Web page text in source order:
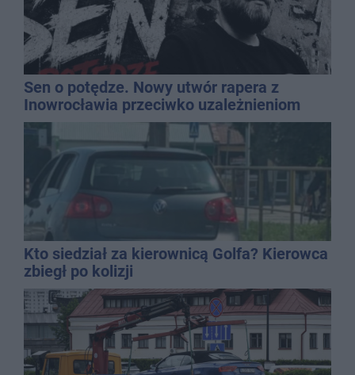
Sen o potędze. Nowy utwór rapera z
Inowrocławia przeciwko uzależnieniom
Kto siedział za kierownicą Golfa? Kierowca
zbiegł po kolizji